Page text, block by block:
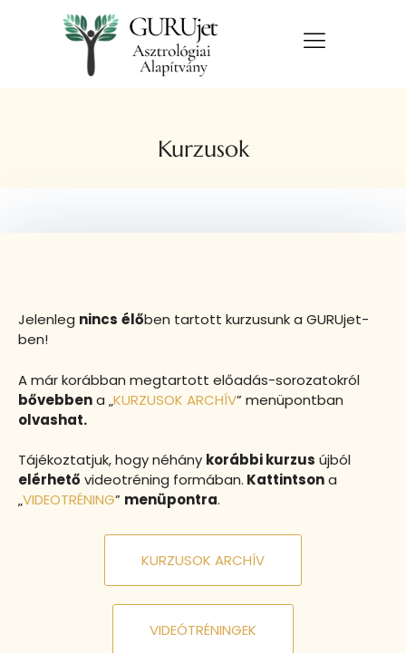
Kurzusok
Jelenleg nincs élőben tartott kurzusunk a GURUjet-
ben!
A már korábban megtartott előadás-sorozatokról
bővebbena „KURZUSOK ARCHÍV” menüpontban
olvashat.
Tájékoztatjuk, hogy néhány korábbi kurzus újból
elérhető videotréning formában. Kattintsona
„VIDEOTRÉNING” menüpontra.
KURZUSOK ARCHÍV
VIDEÓTRÉNINGEK